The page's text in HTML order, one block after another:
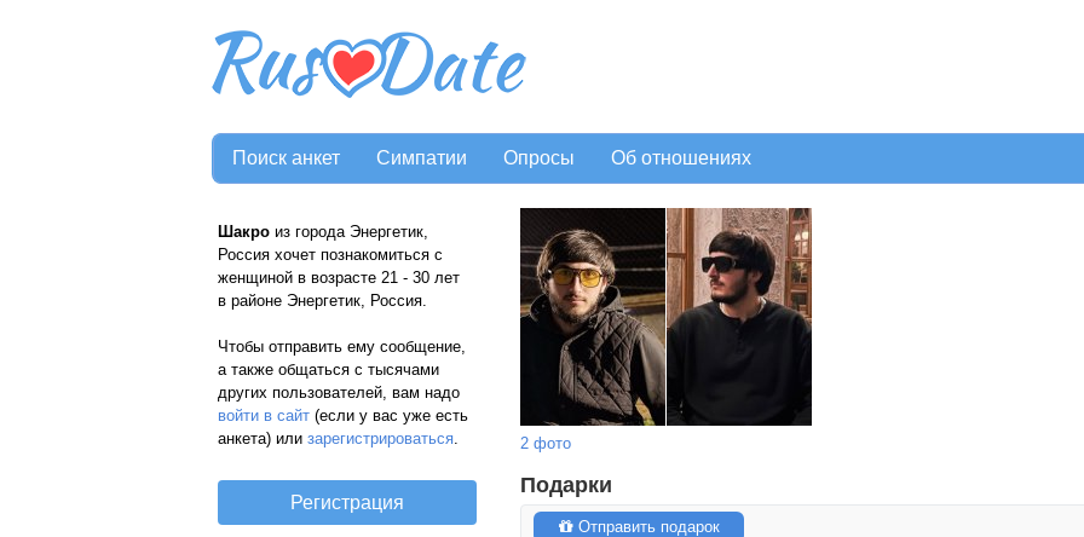
Поиск анкет Симпатии Опросы Об отношениях
Шакро из города Энергетик,
Россия хочет познакомиться с
женщиной в возрасте 21 - 30 лет
в районе Энергетик, Россия.
Чтобы отправить ему сообщение,
а также общаться с тысячами
других пользователей, вам надо
войти в сайт (если у вас уже есть
анкета) или зарегистрироваться. 2 фото
Подарки
Отправить подарок